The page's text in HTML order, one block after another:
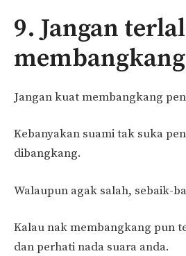
9. Jangan
membangkang
Jangan kuat membangkang
Kebanyakan suami tak suka
dibangkang.
Walaupun agak salah, sebaik-
Kalau nak membangkang pun
dan perhati nada suara anda.